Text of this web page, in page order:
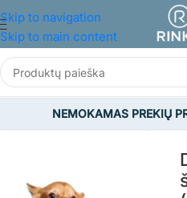
Skip to navigation
Skip to main content
NEMOKAMAS PREKIŲ
GYVŪNAMS /Šunų